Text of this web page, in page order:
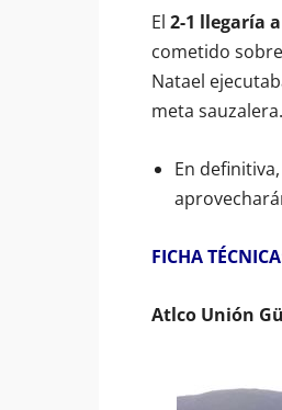
El 2-1 llegaría
cometido
Natael
meta sauzalera.
En
FICHA
Atlco Unión